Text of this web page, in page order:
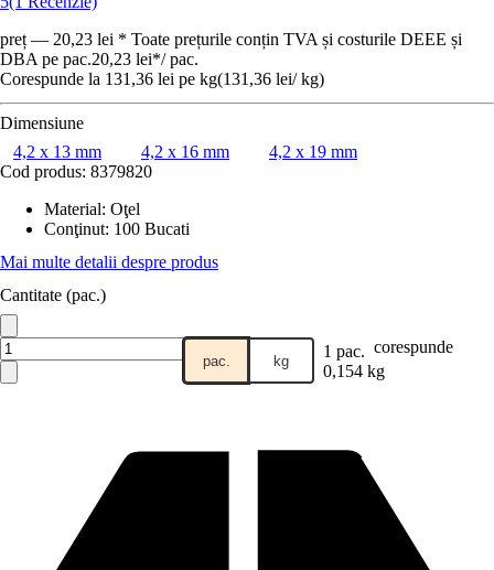
preț — 20,23 lei * Toate prețurile conțin TVA și costurile DEEE și
DBA pe pac.20,23 lei*/ pac.
Corespunde la 131,36 lei pe kg(131,36 lei/ kg)
Dimensiune
4,2 x 13 mm
4,2 x 16 mm
4,2 x 19 mm
Cod produs: 8379820
Material: Oţel
Conţinut: 100 Bucati
Mai multe detalii despre produs
Cantitate (pac.)
pac. kg 1 pac. corespunde
0,154 kg